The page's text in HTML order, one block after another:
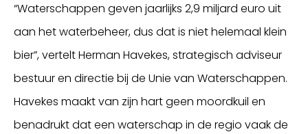
“Waterschappen geven jaarlijks 2,9 miljard euro uit
aan het waterbeheer, dus dat is niet helemaal klein
bier”, vertelt Herman Havekes, strategisch adviseur
bestuur en directie bij de Unie van Waterschappen.
Havekes maakt van zijn hart geen moordkuil en
benadrukt dat een waterschap in de regio vaak de